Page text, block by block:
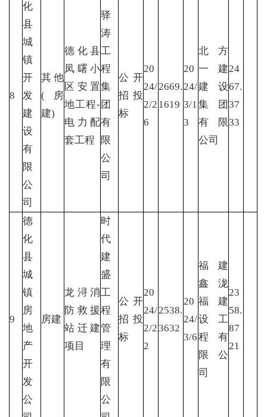
8
化
县
城
镇
开
发
建
设
有
限
公
司
其他
(房
建)
德化县
凤曙小
区安置
地工程-
电力配
套工程
驿
涛
工
程
集
团
有
限
公
司
公开
招投
标
20
24/
2/2
6
2669.
1619
20
24/
3/1
3
北方
一建
建设
集团
有限
公司
24
67.
37
33
9
德
化
县
城
镇
房
地
产
开
发
公
房建
龙浔消
防救援
站迁建
项目
时
代
建
盛
工
程
管
理
有
限
公
公开
招投
标
20
24/
2/2
2
2538.
3632
20
24/
3/6
福建
鑫泷
福建
设工
程有
限公
司
23
58.
87
21